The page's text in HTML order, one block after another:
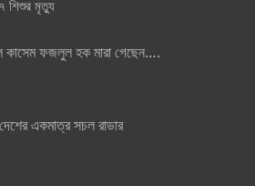
শিশুর মৃত্যু
ফজলুল হক মারা গেছেন….
একমাত্র সচল রাডার